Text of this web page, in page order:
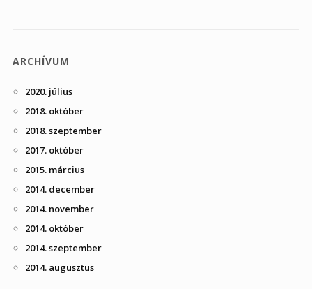
ARCHÍVUM
2020. július
2018. október
2018. szeptember
2017. október
2015. március
2014. december
2014. november
2014. október
2014. szeptember
2014. augusztus